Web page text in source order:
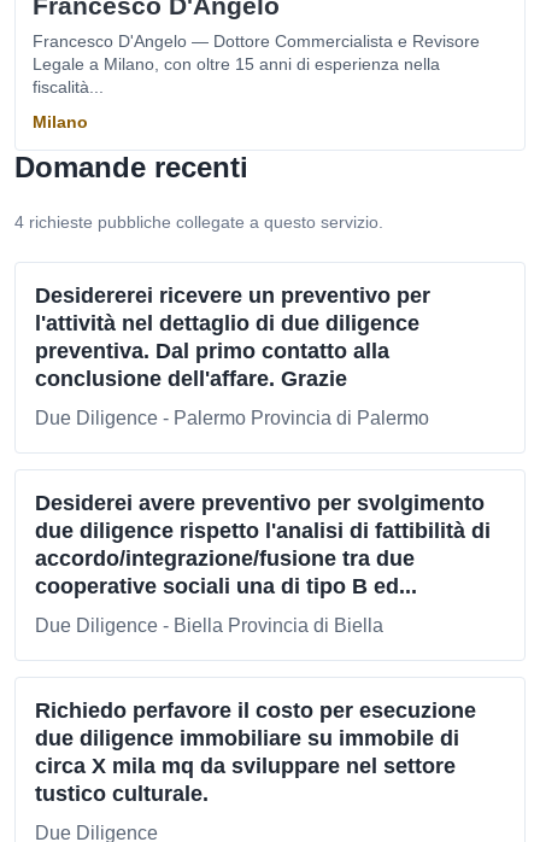
Francesco D'Angelo — Dottore Commercialista e Revisore
Legale a Milano, con oltre 15 anni di esperienza nella
fiscalità...
Milano
Domande recenti
4 richieste pubbliche collegate a questo servizio.
Desidererei ricevere un preventivo per
l'attività nel dettaglio di due diligence
preventiva. Dal primo contatto alla
conclusione dell'affare. Grazie
Due Diligence - Palermo Provincia di Palermo
Desiderei avere preventivo per svolgimento
due diligence rispetto l'analisi di fattibilità di
accordo/integrazione/fusione tra due
cooperative sociali una di tipo B ed...
Due Diligence - Biella Provincia di Biella
Richiedo perfavore il costo per esecuzione
due diligence immobiliare su immobile di
circa X mila mq da sviluppare nel settore
tustico culturale.
Due Diligence